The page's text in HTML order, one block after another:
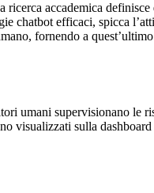
accademica
chatbot efficaci, spicca
fornendo a
umani supervisionano le
sulla dashboard